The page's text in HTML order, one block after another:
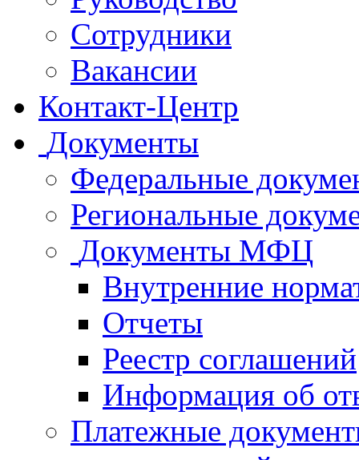
Сотрудники
Вакансии
Контакт-Центр
Документы
Федеральные
Региональные
Документы МФЦ
Внутренние
Отчеты
Реестр соглашений
Информация об
Платежные